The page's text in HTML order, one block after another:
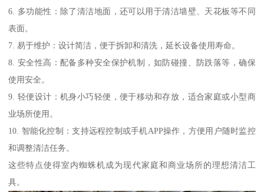
6. 多功能性：除了清洁地面，还可以用于清洁墙壁、天花板等不同
表面。
7. 易于维护：设计简洁，便于拆卸和清洗，延长设备使用寿命。
8. 安全性高：配备多种安全保护机制，如防碰撞、防跌落等，确保
使用安全。
9. 轻便设计：机身小巧轻便，便于移动和存放，适合家庭或小型商
业场所使用。
10. 智能化控制：支持远程控制或手机APP操作，方便用户随时监控
和调整清洁任务。
这些特点使得室内蜘蛛机成为现代家庭和商业场所的理想清洁工
具。